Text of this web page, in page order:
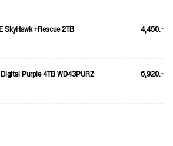
SkyHawk +Rescue 2TB 4,450.-
Purple 4TB WD43PURZ 6,920.-